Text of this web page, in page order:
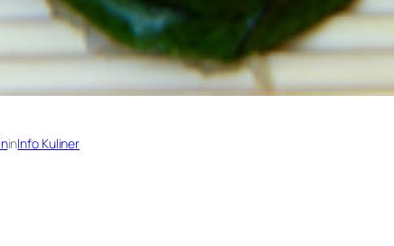
inInfo Kuliner